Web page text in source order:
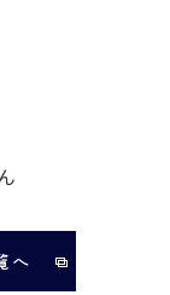
へ